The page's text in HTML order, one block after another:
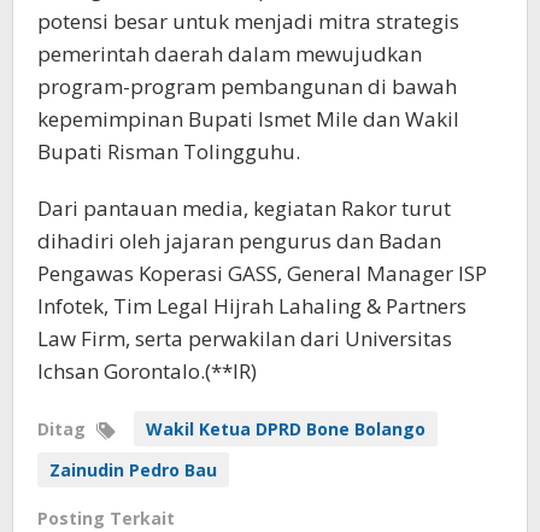
potensi besar untuk menjadi mitra strategis
pemerintah daerah dalam mewujudkan
program-program pembangunan di bawah
kepemimpinan Bupati Ismet Mile dan Wakil
Bupati Risman Tolingguhu.
Dari pantauan media, kegiatan Rakor turut
dihadiri oleh jajaran pengurus dan Badan
Pengawas Koperasi GASS, General Manager ISP
Infotek, Tim Legal Hijrah Lahaling & Partners
Law Firm, serta perwakilan dari Universitas
Ichsan Gorontalo.(**IR)
Ditag
Wakil Ketua DPRD Bone Bolango
Zainudin Pedro Bau
Posting Terkait